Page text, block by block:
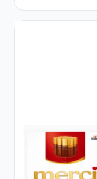
Roșii și Raffaello